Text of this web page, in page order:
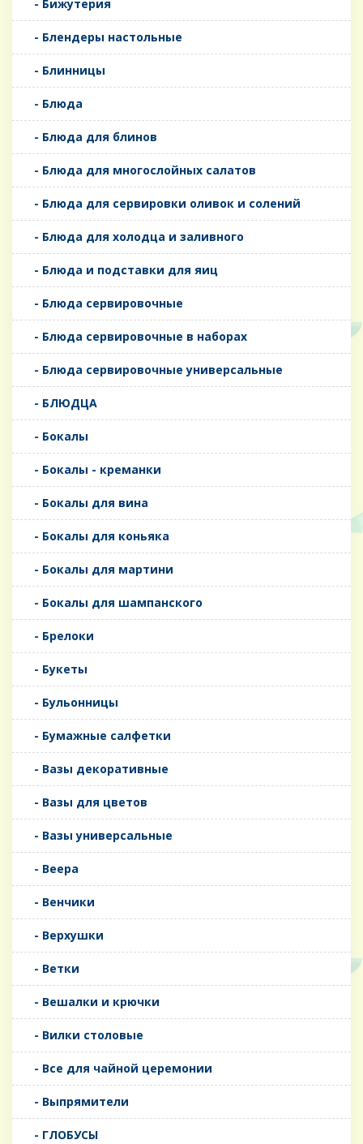
- Бижутерия
- Блендеры настольные
- Блинницы
- Блюда
- Блюда для блинов
- Блюда для многослойных салатов
- Блюда для сервировки оливок и солений
- Блюда для холодца и заливного
- Блюда и подставки для яиц
- Блюда сервировочные
- Блюда сервировочные в наборах
- Блюда сервировочные универсальные
- БЛЮДЦА
- Бокалы
- Бокалы - креманки
- Бокалы для вина
- Бокалы для коньяка
- Бокалы для мартини
- Бокалы для шампанского
- Брелоки
- Букеты
- Бульонницы
- Бумажные салфетки
- Вазы декоративные
- Вазы для цветов
- Вазы универсальные
- Веера
- Венчики
- Верхушки
- Ветки
- Вешалки и крючки
- Вилки столовые
- Все для чайной церемонии
- Выпрямители
- ГЛОБУСЫ